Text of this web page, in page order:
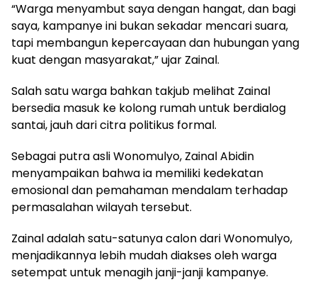
“Warga menyambut saya dengan hangat, dan bagi
saya, kampanye ini bukan sekadar mencari suara,
tapi membangun kepercayaan dan hubungan yang
kuat dengan masyarakat,” ujar Zainal.
Salah satu warga bahkan takjub melihat Zainal
bersedia masuk ke kolong rumah untuk berdialog
santai, jauh dari citra politikus formal.
Sebagai putra asli Wonomulyo, Zainal Abidin
menyampaikan bahwa ia memiliki kedekatan
emosional dan pemahaman mendalam terhadap
permasalahan wilayah tersebut.
Zainal adalah satu-satunya calon dari Wonomulyo,
menjadikannya lebih mudah diakses oleh warga
setempat untuk menagih janji-janji kampanye.